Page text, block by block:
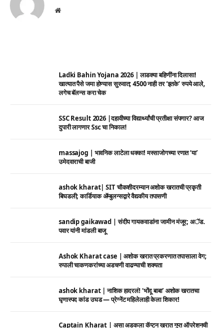
Website
Ladki Bahin Yojana 2026 | लाडक्या बहिणींना दिलासा!
खात्यात पैसे जमा होण्यास सुरुवात; 4500 नाही तर ‘इतके’ रुपये आले,
लगेच बॅलन्स करा चेक
SSC Result 2026 |दहावीच्या विद्यार्थ्यांची प्रतीक्षा संपणार? आज
दुपारी लागणार Ssc चा निकाल!
massajog | भावनिक लाटेला धक्का! मस्साजोगच्या रणात ‘या’
उमेदवाराची बाजी
ashok kharat| SIT चौकशीदरम्यान अशोक खरातची प्रकृती
बिघडली; कार्डियाक ॲम्बुलन्सद्वारे वैद्यकीय तपासणी
sandip gaikawad | संदीप गायकवाडांना जामीन मंजूर; अॅड.
पवार यांनी मांडली बाजू
Ashok Kharat case | अशोक खरात प्रकरणात तपासाला वेग;
रुपाली चाकणकरांच्या अडचणी वाढण्याची शक्यता
ashok kharat | नाशिक हादरलं! ‘भोंदू बाबा’ अशोक खरातचा
घृणास्पद कांड उघड — प्रेग्नेंट महिलेलाही केला शिकार!
Captain Kharat | असा अडकला कॅप्टन खरात गुप्त ऑपरेशनची